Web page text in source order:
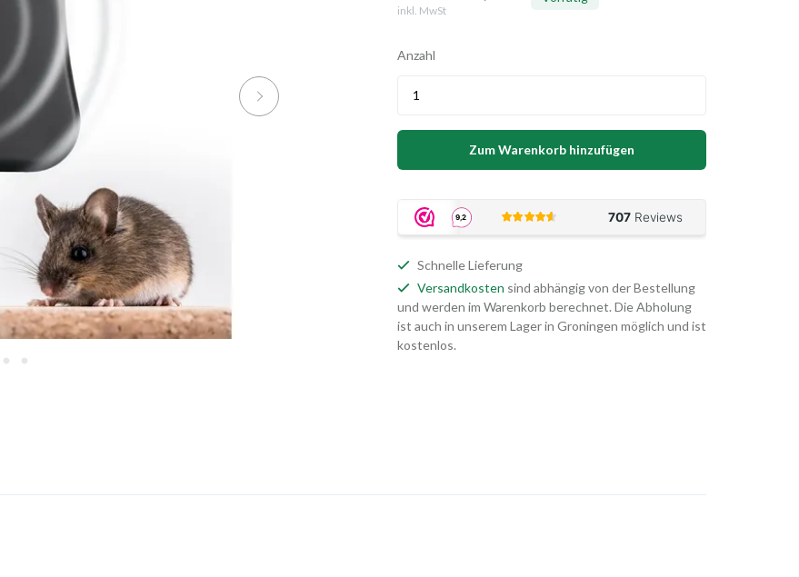
inkl. MwSt
Anzahl
Zum Warenkorb hinzufügen
Schnelle Lieferung
Versandkosten sind abhängig von der Bestellung
und werden im Warenkorb berechnet. Die Abholung
ist auch in unserem Lager in Groningen möglich und ist
kostenlos.